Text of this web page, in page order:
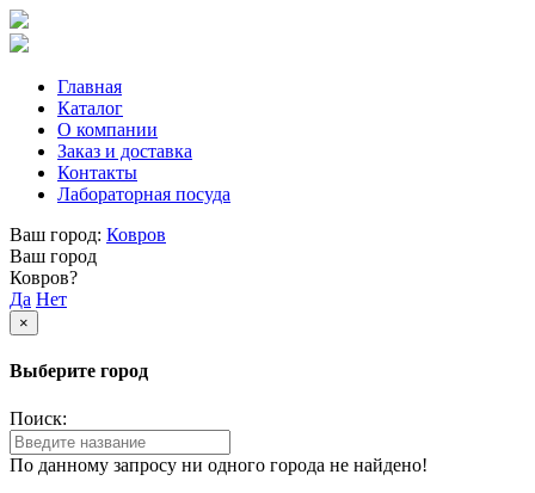
Главная
Каталог
О компании
Заказ и доставка
Контакты
Лабораторная посуда
Ваш город: Ковров
Ваш город
Ковров?
Да Нет
×
Выберите город
Поиск:
По данному запросу ни одного города не найдено!